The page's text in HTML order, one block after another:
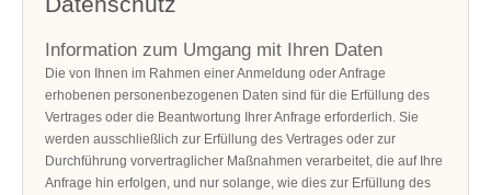
Information zum Umgang mit Ihren Daten
Die von Ihnen im Rahmen einer Anmeldung oder Anfrage
erhobenen personenbezogenen Daten sind für die Erfüllung des
Vertrages oder die Beantwortung Ihrer Anfrage erforderlich. Sie
werden ausschließlich zur Erfüllung des Vertrages oder zur
Durchführung vorvertraglicher Maßnahmen verarbeitet, die auf Ihre
Anfrage hin erfolgen, und nur solange, wie dies zur Erfüllung des